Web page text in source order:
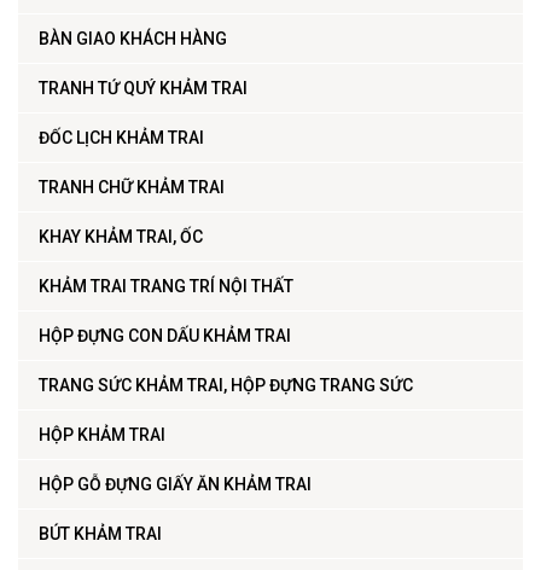
BÀN GIAO KHÁCH HÀNG
TRANH TỨ QUÝ KHẢM TRAI
ĐỐC LỊCH KHẢM TRAI
TRANH CHỮ KHẢM TRAI
KHAY KHẢM TRAI, ỐC
KHẢM TRAI TRANG TRÍ NỘI THẤT
HỘP ĐỰNG CON DẤU KHẢM TRAI
TRANG SỨC KHẢM TRAI, HỘP ĐỰNG TRANG SỨC
HỘP KHẢM TRAI
HỘP GỖ ĐỰNG GIẤY ĂN KHẢM TRAI
BÚT KHẢM TRAI